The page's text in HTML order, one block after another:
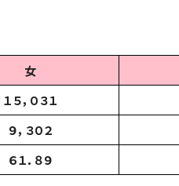
女
１５，０３１
９，３０２
６１．８９